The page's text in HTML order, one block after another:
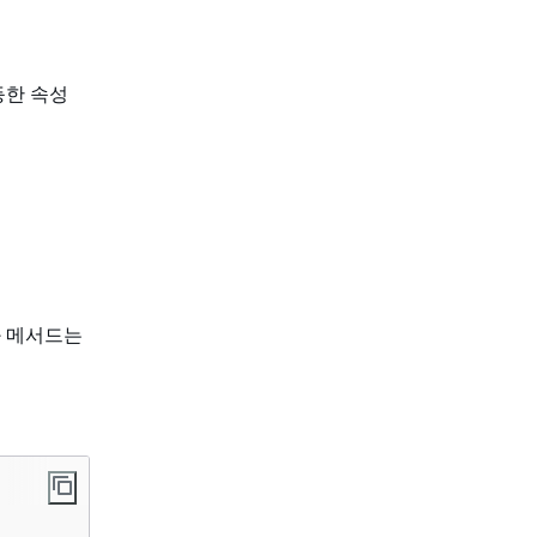
속성
서드는